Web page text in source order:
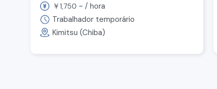
Trabalho de inspeção de
ovos e criação de galinhas
￥1,750 ~ / hora
Trabalhador temporário
Kimitsu (Chiba)